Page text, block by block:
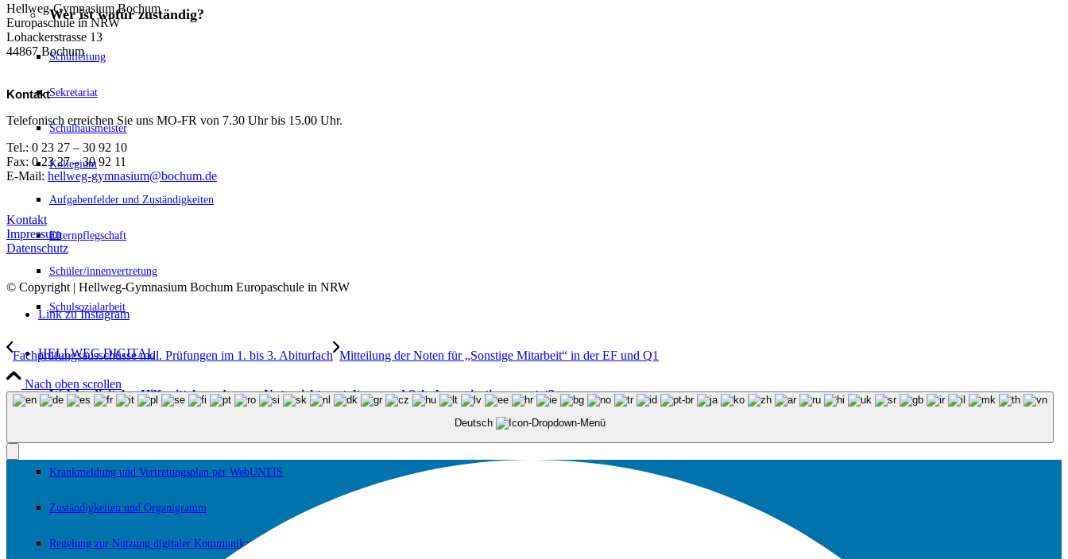
Wer ist wofür zuständig?
Schulleitung
Sekretariat
Schulhausmeister
Kollegium
Aufgabenfelder und Zuständigkeiten
Elternpflegschaft
Schüler/innenvertretung
Schulsozialarbeit
HELLWEG DIGITAL
Welche digitalen Hilfsmittel werden zur Unterrichtsgestaltung und Schulorganisation genutzt?
Krankmeldung und Vertretungsplan per WebUNTIS
Zuständigkeiten und Organigramm
Regelung zur Nutzung digitaler Kommunikationsgeräte
Hellweg-Gymnasium Bochum
Europaschule in NRW
Lohackerstrasse 13
44867 Bochum
Kontakt
Telefonisch erreichen Sie uns MO-FR von 7.30 Uhr bis 15.00 Uhr.
Tel.: 0 23 27 – 30 92 10
Fax: 0 23 27 – 30 92 11
E-Mail: hellweg-gymnasium@bochum.de
Kontakt
Impressum
Datenschutz
© Copyright | Hellweg-Gymnasium Bochum Europaschule in NRW
Link zu Instagram
Fachprüfungsausschüsse mdl. Prüfungen im 1. bis 3. Abiturfach Mitteilung der Noten für „Sonstige Mitarbeit“ in der EF und Q1
Nach oben scrollen
Deutsch